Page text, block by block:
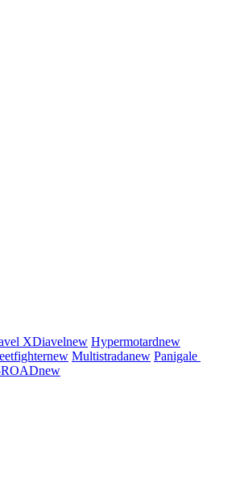
XDiavelnew Hypermotardnew
new Multistradanew Panigale
new